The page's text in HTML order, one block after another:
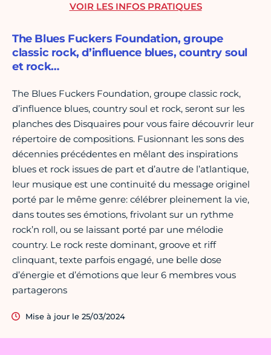
The Blues Fuckers Foundation, groupe
classic rock, d’influence blues, country soul
et rock…
The Blues Fuckers Foundation, groupe classic rock,
d’influence blues, country soul et rock, seront sur les
planches des Disquaires pour vous faire découvrir leur
répertoire de compositions. Fusionnant les sons des
décennies précédentes en mêlant des inspirations
blues et rock issues de part et d’autre de l’atlantique,
leur musique est une continuité du message originel
porté par le même genre: célébrer pleinement la vie,
dans toutes ses émotions, frivolant sur un rythme
rock’n roll, ou se laissant porté par une mélodie
country. Le rock reste dominant, groove et riff
clinquant, texte parfois engagé, une belle dose
d’énergie et d’émotions que leur 6 membres vous
partagerons
Mise à jour le 25/03/2024
VOIR LES INFOS PRATIQUES